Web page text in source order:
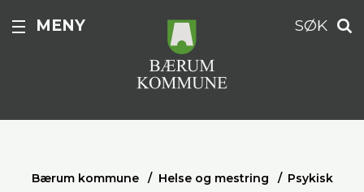
MENY SØK
Bærum kommune Helse og mestring
Psykisk